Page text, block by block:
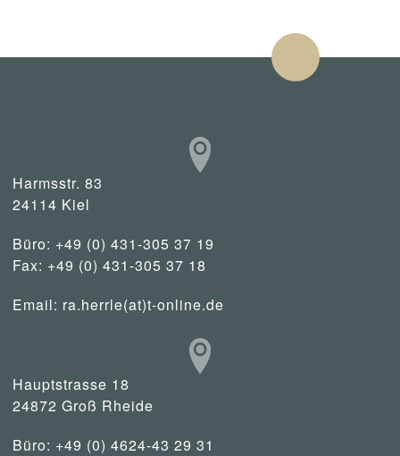
Harmsstr. 83
24114 Kiel
Büro: +49 (0) 431-305 37 19
Fax: +49 (0) 431-305 37 18
Email: ra.herrle(at)t-online.de
Hauptstrasse 18
24872 Groß Rheide
Büro: +49 (0) 4624-43 29 31